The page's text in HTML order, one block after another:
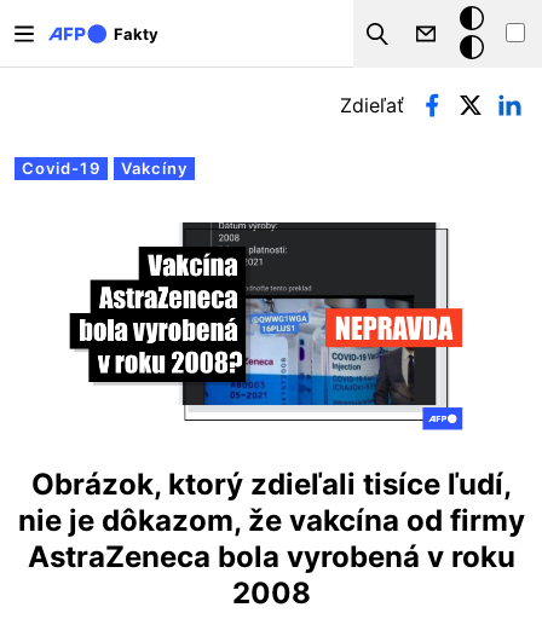
Fakty
Search
Tmavý
režim
Primárne karty
Covid-19 Vakcíny
Zdieľať
Obrázok, ktorý zdieľali tisíce ľudí,
nie je dôkazom, že vakcína od firmy
AstraZeneca bola vyrobená v roku
2008